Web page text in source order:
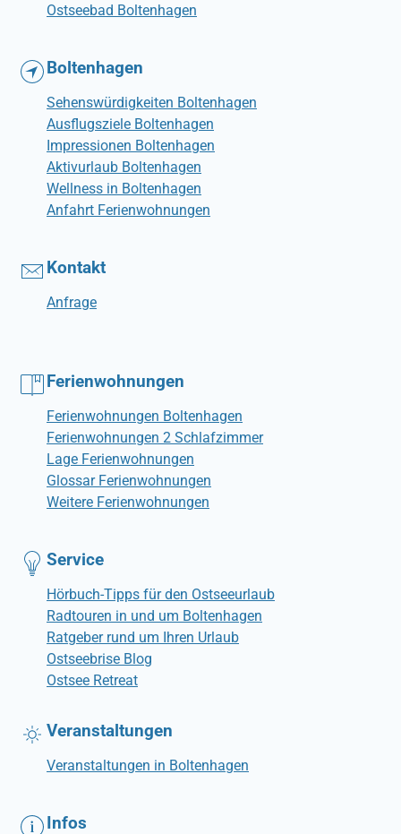
Ostseebad Boltenhagen
Boltenhagen
Sehenswürdigkeiten Boltenhagen
Ausflugsziele Boltenhagen
Impressionen Boltenhagen
Aktivurlaub Boltenhagen
Wellness in Boltenhagen
Anfahrt Ferienwohnungen
Kontakt
Anfrage
Ferienwohnungen
Ferienwohnungen Boltenhagen
Ferienwohnungen 2 Schlafzimmer
Lage Ferienwohnungen
Glossar Ferienwohnungen
Weitere Ferienwohnungen
Service
Hörbuch-Tipps für den Ostseeurlaub
Radtouren in und um Boltenhagen
Ratgeber rund um Ihren Urlaub
Ostseebrise Blog
Ostsee Retreat
Veranstaltungen
Veranstaltungen in Boltenhagen
Infos